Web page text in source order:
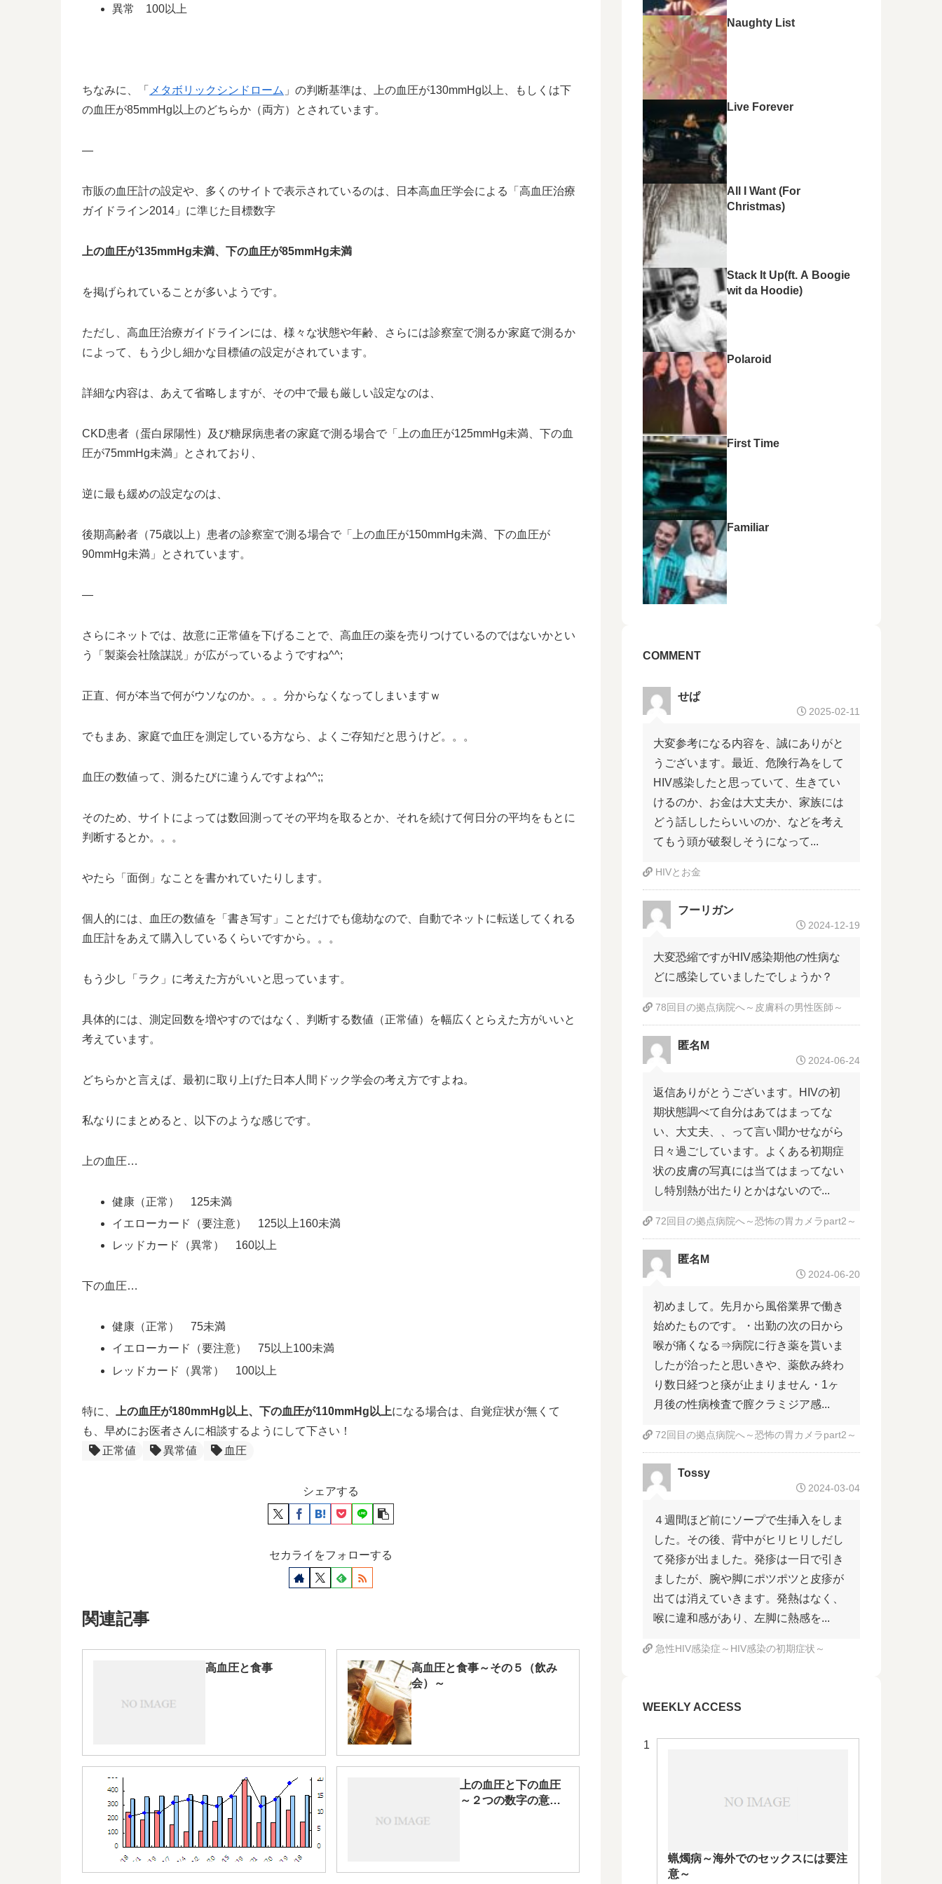
異常 100以上
ちなみに、「 メタボリックシンドローム 」の判断基準は、上の血圧が130mmHg以上、もしくは下
の血圧が85mmHg以上のどちらか（両方）とされています。
—
市販の血圧計の設定や、多くのサイトで表示されているのは、日本高血圧学会による「高血圧治療
ガイドライン2014」に準じた目標数字
上の血圧が135mmHg未満、下の血圧が85mmHg未満
を掲げられていることが多いようです。
ただし、高血圧治療ガイドラインには、様々な状態や年齢、さらには診察室で測るか家庭で測るか
によって、もう少し細かな目標値の設定がされています。
詳細な内容は、あえて省略しますが、その中で最も厳しい設定なのは、
CKD患者（蛋白尿陽性）及び糖尿病患者の家庭で測る場合で「上の血圧が125mmHg未満、下の血
圧が75mmHg未満」とされており、
逆に最も緩めの設定なのは、
後期高齢者（75歳以上）患者の診察室で測る場合で「上の血圧が150mmHg未満、下の血圧が
90mmHg未満」とされています。
—
さらにネットでは、故意に正常値を下げることで、高血圧の薬を売りつけているのではないかとい
う「製薬会社陰謀説」が広がっているようですね^^;
正直、何が本当で何がウソなのか。。。分からなくなってしまいますｗ
でもまあ、家庭で血圧を測定している方なら、よくご存知だと思うけど。。。
血圧の数値って、測るたびに違うんですよね^^;;
そのため、サイトによっては数回測ってその平均を取るとか、それを続けて何日分の平均をもとに
判断するとか。。。
やたら「面倒」なことを書かれていたりします。
個人的には、血圧の数値を「書き写す」ことだけでも億劫なので、自動でネットに転送してくれる
血圧計をあえて購入しているくらいですから。。。
もう少し「ラク」に考えた方がいいと思っています。
具体的には、測定回数を増やすのではなく、判断する数値（正常値）を幅広くとらえた方がいいと
考えています。
どちらかと言えば、最初に取り上げた日本人間ドック学会の考え方ですよね。
私なりにまとめると、以下のような感じです。
上の血圧…
健康（正常） 125未満
イエローカード（要注意） 125以上160未満
レッドカード（異常） 160以上
下の血圧…
健康（正常） 75未満
イエローカード（要注意） 75以上100未満
レッドカード（異常） 100以上
特に、 上の血圧が180mmHg以上、下の血圧が110mmHg以上になる場合は、自覚症状が無くて
も、早めにお医者さんに相談するようにして下さい！
正常値
異常値 血圧
シェアする
セカライをフォローする
関連記事
高血圧と食事
高血圧と食事～その５（飲み
会）～
目
上の血圧と下の血圧
～２つの数字の意味
Naughty List
Live Forever
All I Want (For
Christmas)
Stack It Up(ft. A Boogie
wit da Hoodie)
Polaroid
First Time
Familiar
COMMENT
せぱ
2025-02-11
大変参考になる内容を、誠にありがと
うございます。最近、危険行為をして
HIV感染したと思っていて、生きてい
けるのか、お金は大丈夫か、家族には
どう話ししたらいいのか、などを考え
てもう頭が破裂しそうになって...
HIVとお金
フーリガン
2024-12-19
大変恐縮ですがHIV感染期他の性病な
どに感染していましたでしょうか？
78回目の拠点病院へ～皮膚科の男性医師～
匿名M
2024-06-24
返信ありがとうございます。HIVの初
期状態調べて自分はあてはまってな
い、大丈夫、、って言い聞かせながら
日々過ごしています。よくある初期症
状の皮膚の写真には当てはまってない
し特別熱が出たりとかはないので...
72回目の拠点病院へ～恐怖の胃カメラpart2～
匿名M
2024-06-20
初めまして。先月から風俗業界で働き
始めたものです。・出勤の次の日から
喉が痛くなる⇒病院に行き薬を貰いま
したが治ったと思いきや、薬飲み終わ
り数日経つと痰が止まりません・1ヶ
月後の性病検査で膣クラミジア感...
72回目の拠点病院へ～恐怖の胃カメラpart2～
Tossy
2024-03-04
４週間ほど前にソープで生挿入をしま
した。その後、背中がヒリヒリしだし
て発疹が出ました。発疹は一日で引き
ましたが、腕や脚にポツポツと皮疹が
出ては消えていきます。発熱はなく、
喉に違和感があり、左脚に熱感を...
急性HIV感染症～HIV感染の初期症状～
WEEKLY ACCESS
蝋燭病～海外でのセックスには要注
意～